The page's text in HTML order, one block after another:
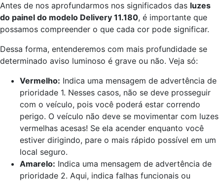
Antes de nos aprofundarmos nos significados das luzes
do painel do modelo Delivery 11.180, é importante que
possamos compreender o que cada cor pode significar.
Dessa forma, entenderemos com mais profundidade se
determinado aviso luminoso é grave ou não. Veja só:
Vermelho: Indica uma mensagem de advertência de
prioridade 1. Nesses casos, não se deve prosseguir
com o veículo, pois você poderá estar correndo
perigo. O veículo não deve se movimentar com luzes
vermelhas acesas! Se ela acender enquanto você
estiver dirigindo, pare o mais rápido possível em um
local seguro.
Amarelo: Indica uma mensagem de advertência de
prioridade 2. Aqui, indica falhas funcionais ou